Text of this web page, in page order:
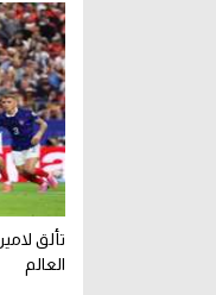
تألق
العالم